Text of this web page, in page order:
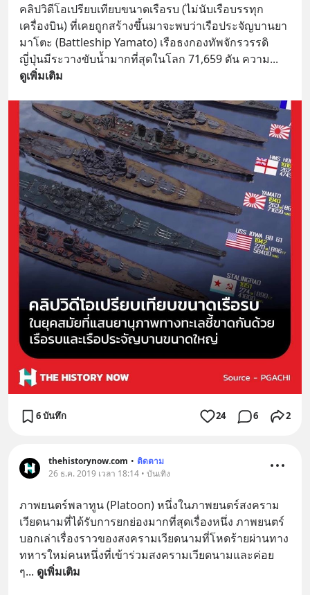
คลิปวิดีโอเปรียบเทียบขนาดเรือรบ (ไม่นับเรือบรรทุก
เครื่องบิน) ที่เคยถูกสร้างขึ้นมาจะพบว่าเรือประจัญบานยา
มาโตะ (Battleship Yamato) เรือธงกองทัพจักรวรรดิ
ญี่ปุ่นมีระวางขับน้ำมากที่สุดในโลก 71,659 ตัน ความ...
ดูเพิ่มเติม
6 บันทึก 24 6 2
thehistorynow.com • ติดตาม
26 ธ.ค. 2019 เวลา 18:14 • บันเทิง
ภาพยนตร์พลาทูน (Platoon) หนึ่งในภาพยนตร์สงคราม
เวียดนามที่ได้รับการยกย่องมากที่สุดเรื่องหนึ่ง ภาพยนตร์
บอกเล่าเรื่องราวของสงครามเวียดนามที่โหดร้ายผ่านทาง
ทหารใหม่คนหนึ่งที่เข้าร่วมสงครามเวียดนามและค่อย
ๆ... ดูเพิ่มเติม